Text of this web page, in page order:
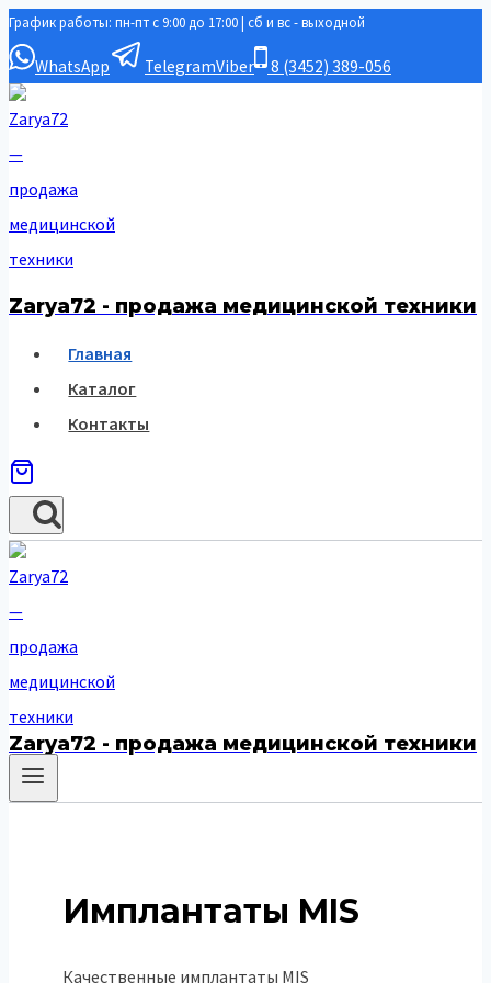
Перейти
к
содержимому
График работы: пн-пт с 9:00 до 17:00 | сб и вс - выходной
WhatsApp TelegramViber 8 (3452) 389-056
Zarya72 - продажа медицинской техники
Главная
Каталог
Контакты
Zarya72 - продажа медицинской техники
Имплантаты MIS
Качественные имплантаты MIS